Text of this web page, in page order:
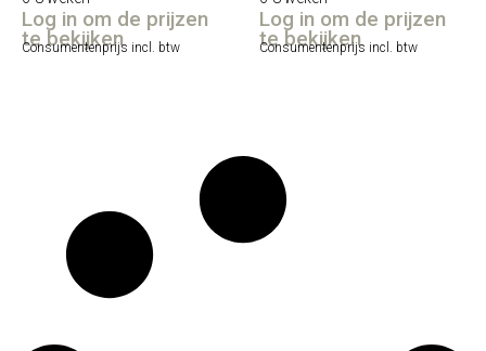
Log in om de prijzen
te bekijken
Consumentenprijs incl. btw
Log in om de prijzen
te bekijken
Consumentenprijs incl. btw